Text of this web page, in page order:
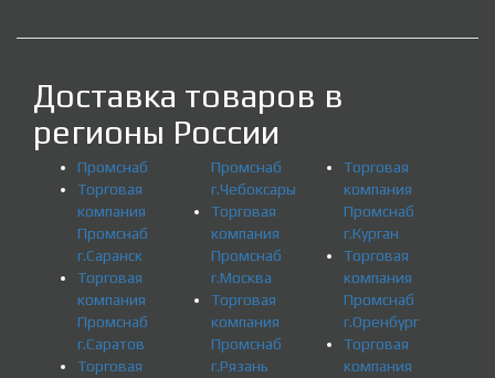
Доставка товаров в
регионы России
Промснаб
Торговая
компания
Промснаб
г.Саранск
Торговая
компания
Промснаб
г.Саратов
Торговая
Промснаб
г.Чебоксары
Торговая
компания
Промснаб
г.Москва
Торговая
компания
Промснаб
г.Рязань
Торговая
компания
Промснаб
г.Курган
Торговая
компания
Промснаб
г.Оренбург
Торговая
компания